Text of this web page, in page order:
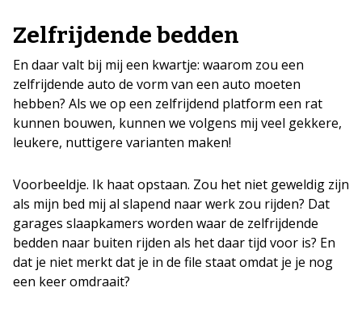
Zelfrijdende bedden
En daar valt bij mij een kwartje: waarom zou een
zelfrijdende auto de vorm van een auto moeten
hebben? Als we op een zelfrijdend platform een rat
kunnen bouwen, kunnen we volgens mij veel gekkere,
leukere, nuttigere varianten maken!
Voorbeeldje. Ik haat opstaan. Zou het niet geweldig zijn
als mijn bed mij al slapend naar werk zou rijden? Dat
garages slaapkamers worden waar de zelfrijdende
bedden naar buiten rijden als het daar tijd voor is? En
dat je niet merkt dat je in de file staat omdat je je nog
een keer omdraait?